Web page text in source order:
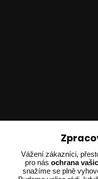
Ing. Adam
+420 602
(Po-Pá 8:00 -
Vážení zákazníci,
pro nás ochrana
snažíme se plně